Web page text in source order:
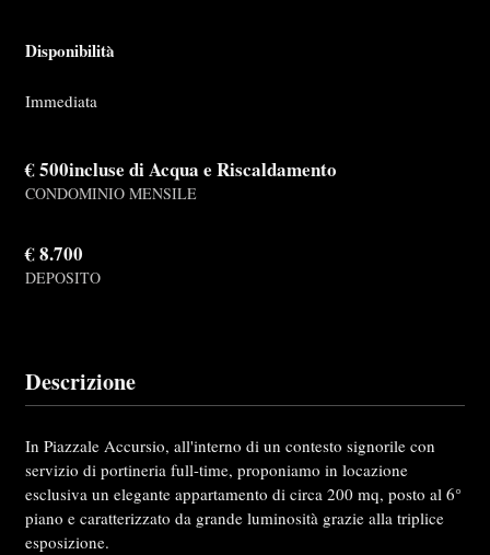
Disponibilità
Immediata
€ 500incluse di Acqua e Riscaldamento
CONDOMINIO MENSILE
€ 8.700
DEPOSITO
Descrizione
In Piazzale Accursio, all'interno di un contesto signorile con
servizio di portineria full-time, proponiamo in locazione
esclusiva un elegante appartamento di circa 200 mq, posto al 6°
piano e caratterizzato da grande luminosità grazie alla triplice
esposizione.